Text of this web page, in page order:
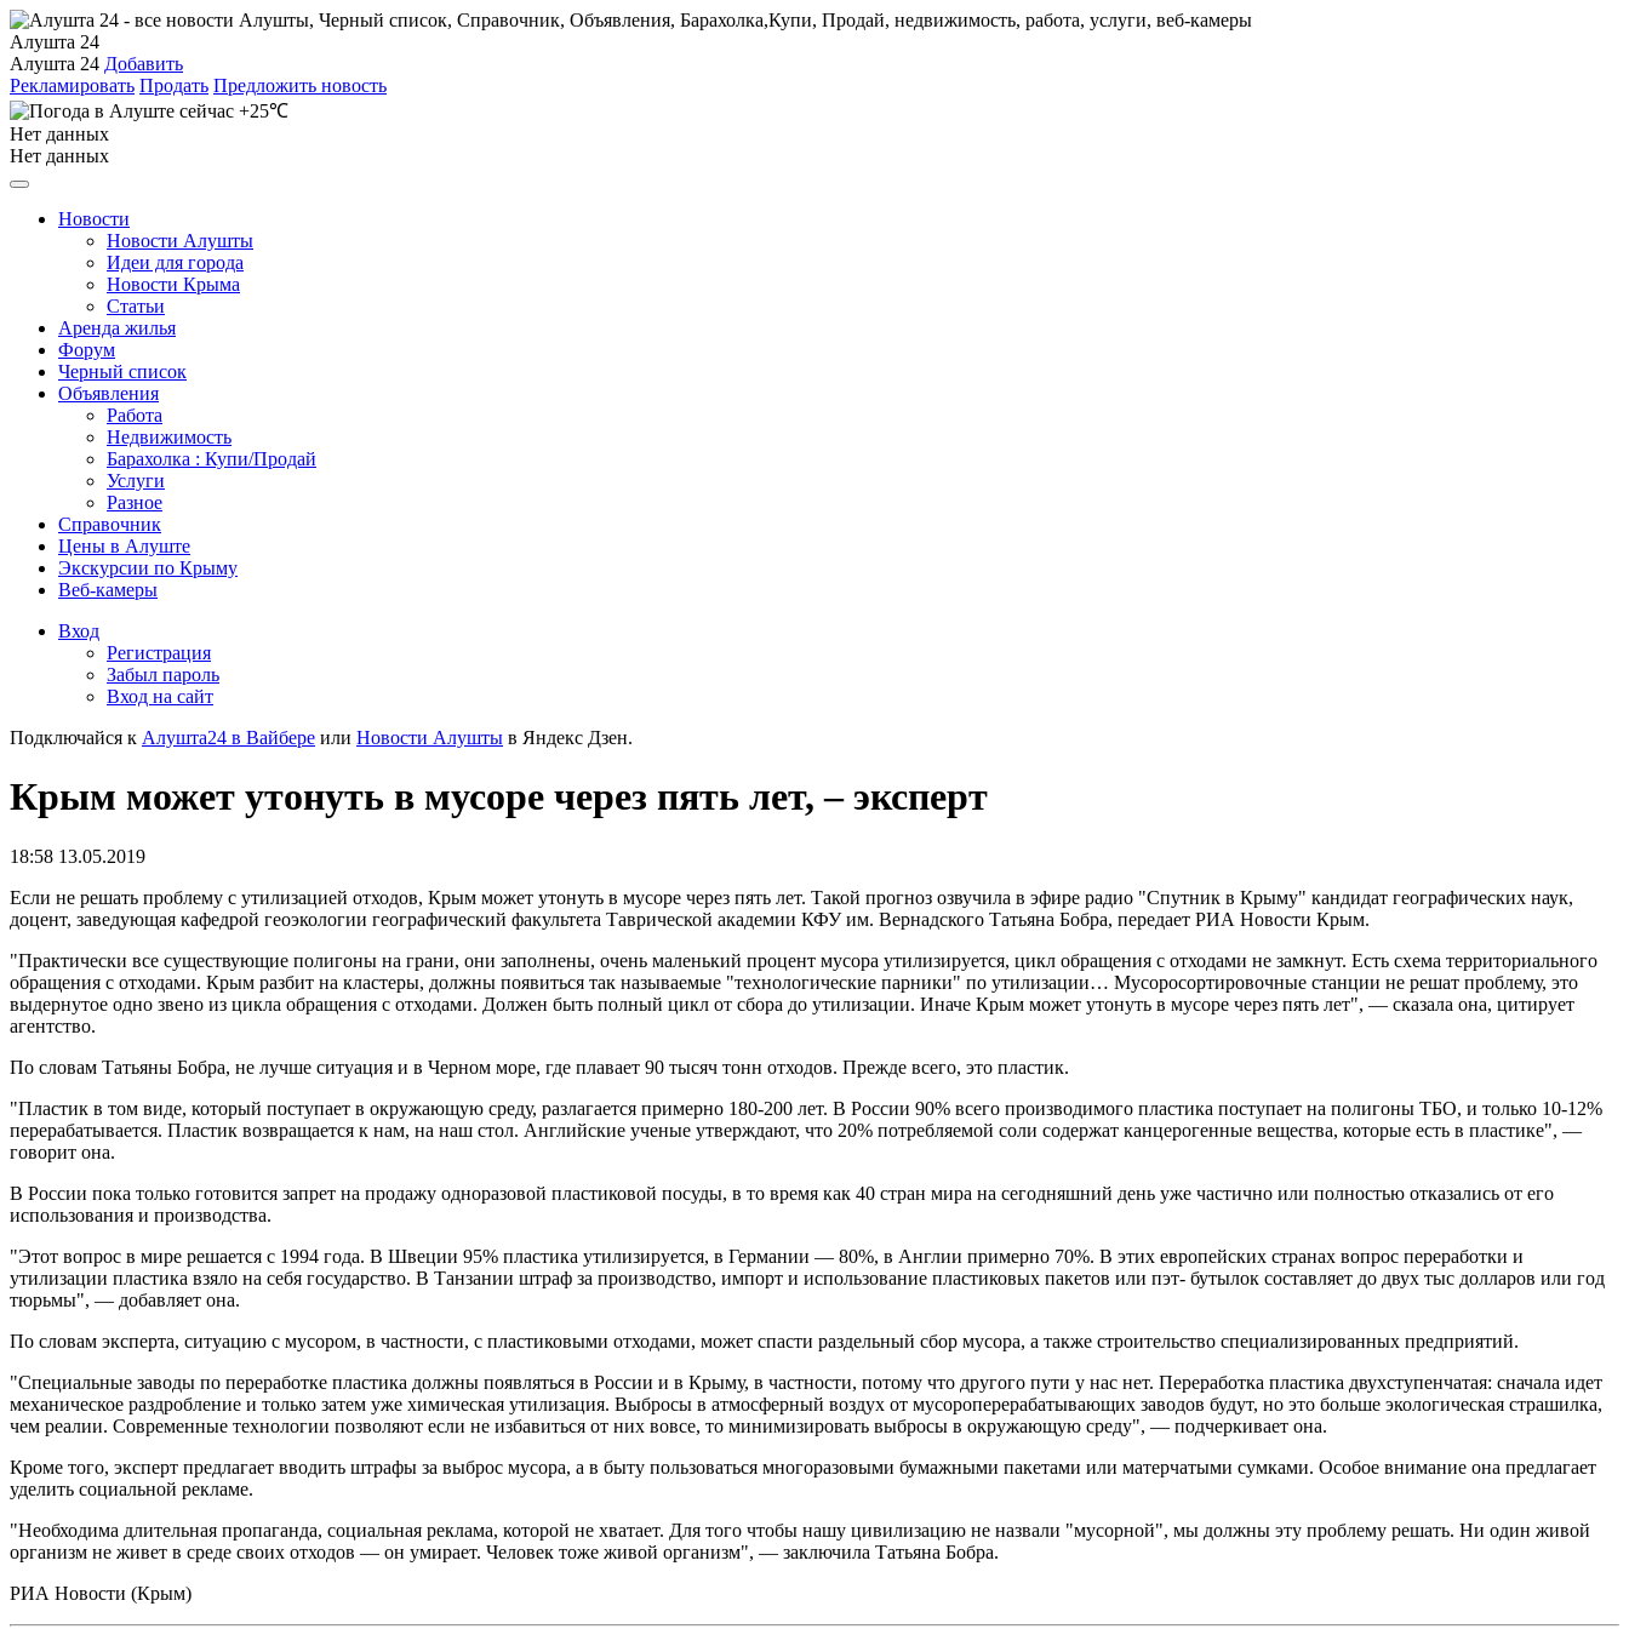
Алушта 24
Алушта 24 Добавить
Рекламировать Продать Предложить новость
+25℃
Нет данных
Нет данных
Новости
Новости Алушты
Идеи для города
Новости Крыма
Статьи
Аренда жилья
Форум
Черный список
Объявления
Работа
Недвижимость
Барахолка : Купи/Продай
Услуги
Разное
Справочник
Цены в Алуште
Экскурсии по Крыму
Веб-камеры
Вход
Регистрация
Забыл пароль
Вход на сайт
Подключайся к Алушта24 в Вайбере или Новости Алушты в Яндекс Дзен.
Крым может утонуть в мусоре через пять лет, – эксперт
18:58 13.05.2019
Если не решать проблему с утилизацией отходов, Крым может утонуть в мусоре через пять лет. Такой прогноз озвучила в эфире радио "Спутник в Крыму" кандидат географических наук,
доцент, заведующая кафедрой геоэкологии географический факультета Таврической академии КФУ им. Вернадского Татьяна Бобра, передает РИА Новости Крым.
"Практически все существующие полигоны на грани, они заполнены, очень маленький процент мусора утилизируется, цикл обращения с отходами не замкнут. Есть схема территориального
обращения с отходами. Крым разбит на кластеры, должны появиться так называемые "технологические парники" по утилизации… Мусоросортировочные станции не решат проблему, это
выдернутое одно звено из цикла обращения с отходами. Должен быть полный цикл от сбора до утилизации. Иначе Крым может утонуть в мусоре через пять лет", — сказала она, цитирует
агентство.
По словам Татьяны Бобра, не лучше ситуация и в Черном море, где плавает 90 тысяч тонн отходов. Прежде всего, это пластик.
"Пластик в том виде, который поступает в окружающую среду, разлагается примерно 180-200 лет. В России 90% всего производимого пластика поступает на полигоны ТБО, и только 10-12%
перерабатывается. Пластик возвращается к нам, на наш стол. Английские ученые утверждают, что 20% потребляемой соли содержат канцерогенные вещества, которые есть в пластике", —
говорит она.
В России пока только готовится запрет на продажу одноразовой пластиковой посуды, в то время как 40 стран мира на сегодняшний день уже частично или полностью отказались от его
использования и производства.
"Этот вопрос в мире решается с 1994 года. В Швеции 95% пластика утилизируется, в Германии — 80%, в Англии примерно 70%. В этих европейских странах вопрос переработки и
утилизации пластика взяло на себя государство. В Танзании штраф за производство, импорт и использование пластиковых пакетов или пэт- бутылок составляет до двух тыс долларов или год
тюрьмы", — добавляет она.
По словам эксперта, ситуацию с мусором, в частности, с пластиковыми отходами, может спасти раздельный сбор мусора, а также строительство специализированных предприятий.
"Специальные заводы по переработке пластика должны появляться в России и в Крыму, в частности, потому что другого пути у нас нет. Переработка пластика двухступенчатая: сначала идет
механическое раздробление и только затем уже химическая утилизация. Выбросы в атмосферный воздух от мусороперерабатывающих заводов будут, но это больше экологическая страшилка,
чем реалии. Современные технологии позволяют если не избавиться от них вовсе, то минимизировать выбросы в окружающую среду", — подчеркивает она.
Кроме того, эксперт предлагает вводить штрафы за выброс мусора, а в быту пользоваться многоразовыми бумажными пакетами или матерчатыми сумками. Особое внимание она предлагает
уделить социальной рекламе.
"Необходима длительная пропаганда, социальная реклама, которой не хватает. Для того чтобы нашу цивилизацию не назвали "мусорной", мы должны эту проблему решать. Ни один живой
организм не живет в среде своих отходов — он умирает. Человек тоже живой организм", — заключила Татьяна Бобра.
РИА Новости (Крым)